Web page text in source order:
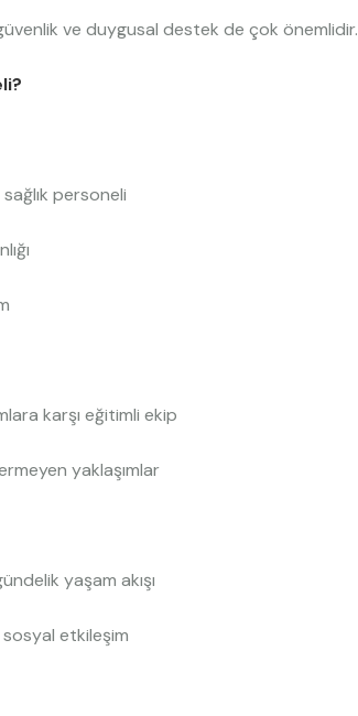
ve duygusal destek de çok önemlidir.
personeli
karşı eğitimli ekip
yaklaşımlar
yaşam akışı
sosyal etkileşim